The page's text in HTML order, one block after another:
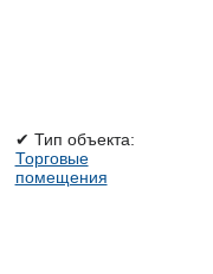
✔ Тип объекта:
Торговые
помещения